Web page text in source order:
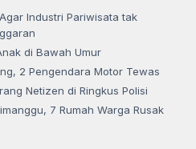
Industri Pariwisata tak
di Bawah Umur
2 Pengendara Motor Tewas
Netizen di Ringkus Polisi
7 Rumah Warga Rusak